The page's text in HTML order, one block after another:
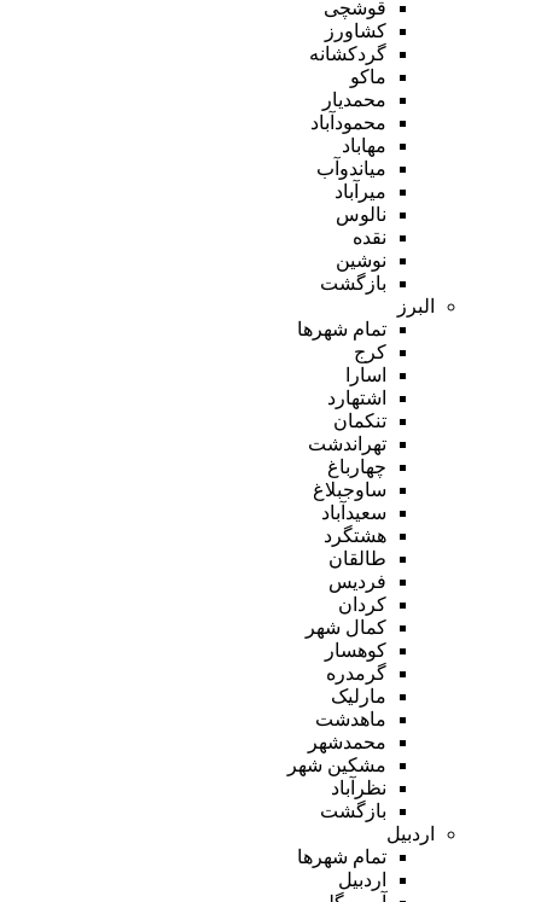
قوشچی
کشاورز
گردکشانه
ماکو
محمدیار
محمودآباد
مهاباد
میاندوآب
میرآباد
نالوس
نقده
نوشین
بازگشت
البرز
تمام شهر‌ها
کرج
اسارا
اشتهارد
تنکمان
تهراندشت
چهارباغ
ساوجبلاغ
سعیدآباد
هشتگرد
طالقان
فردیس
کردان
کمال شهر
کوهسار
گرمدره
مارلیک
ماهدشت
محمدشهر
مشکین شهر
نظرآباد
بازگشت
اردبیل
تمام شهر‌ها
اردبیل